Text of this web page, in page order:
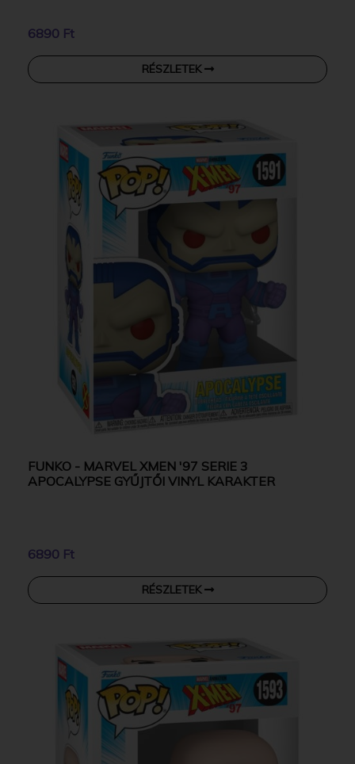
6890 Ft
RÉSZLETEK
FUNKO - MARVEL XMEN '97 SERIE 3
APOCALYPSE GYŰJTŐI VINYL KARAKTER
6890 Ft
RÉSZLETEK